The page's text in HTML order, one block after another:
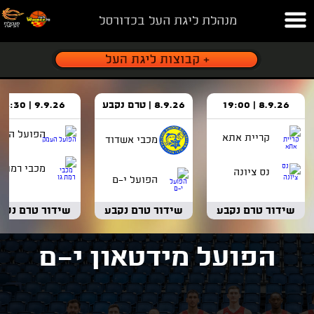
מנהלת ליגת העל בכדורסל
8.9.26 | 19:00
קריית אתא
נס ציונה
שידור טרם נקבע
8.9.26 | טרם נקבע
מכבי אשדוד
הפועל י-ם
שידור טרם נקבע
9.9.26 | 18:30
הפועל
מכבי רמת
שידור טרם
הפועל מידטאון י-ם